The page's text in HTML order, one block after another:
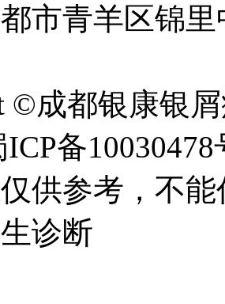
市青羊区锦
©成都银康银
备10030478
供参考，不
诊断